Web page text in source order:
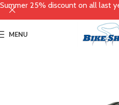
MENU
Summer 25% discount on all last